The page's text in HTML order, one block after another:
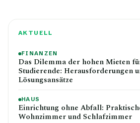
AKTUELL
FINANZEN
Das Dilemma der hohen Mieten
Studierende: Herausforderungen
Lösungsansätze
HAUS
Einrichtung ohne Abfall:
Wohnzimmer und Schlafzimmer